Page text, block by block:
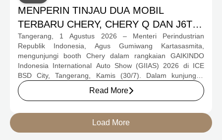
MENPERIN TINJAU DUA MOBIL
TERBARU CHERY, CHERY Q DAN J6T
CSH YANG JADI SOROTAN DI GIIAS
2026
Tangerang, 1 Agustus 2026 – Menteri Perindustrian
Republik Indonesia, Agus Gumiwang Kartasasmita,
mengunjungi booth Chery dalam rangkaian GAIKINDO
Indonesia International Auto Show (GIIAS) 2026 di ICE
BSD City, Tangerang, Kamis (30/7). Dalam kunjungan
tersebut, Menteri Perindustrian meninjau dua produk
elektrifikasi terbaru Chery, yakni Chery Q, compact EV
berteknologi Range-Extended Electric Vehicle (REEV) yang
dirancang untuk mendukung perjalanan jarak jauh.
Read More
Load More